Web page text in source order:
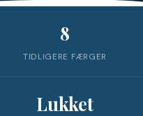
8
TIDLIGERE FÆRGER
Lukket